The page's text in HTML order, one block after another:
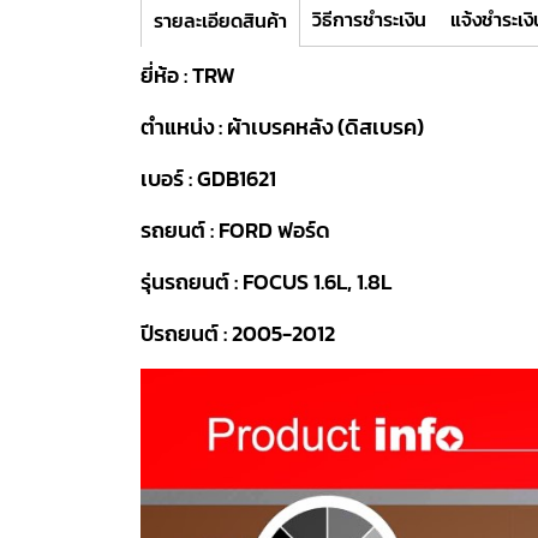
รายละเอียดสินค้า วิธีการชำระเงิน แจ้งชำระเ
ยี่ห้อ : TRW
ตำแหน่ง : ผ้าเบรคหลัง (ดิสเบรค)
เบอร์ : GDB1621
รถยนต์ : FORD ฟอร์ด
รุ่นรถยนต์ : FOCUS 1.6L, 1.8L
ปีรถยนต์ : 2005-2012